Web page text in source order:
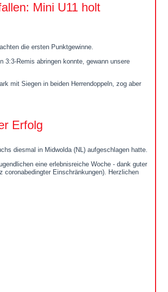
Mini U11 holt
die ersten Punktgewinne.
3:3-Remis abringen konnte, gewann unsere
mit Siegen in beiden Herrendoppeln, zog aber
Erfolg
diesmal in Midwolda (NL) aufgeschlagen hatte.
eine erlebnisreiche Woche - dank guter
coronabedingter Einschränkungen). Herzlichen